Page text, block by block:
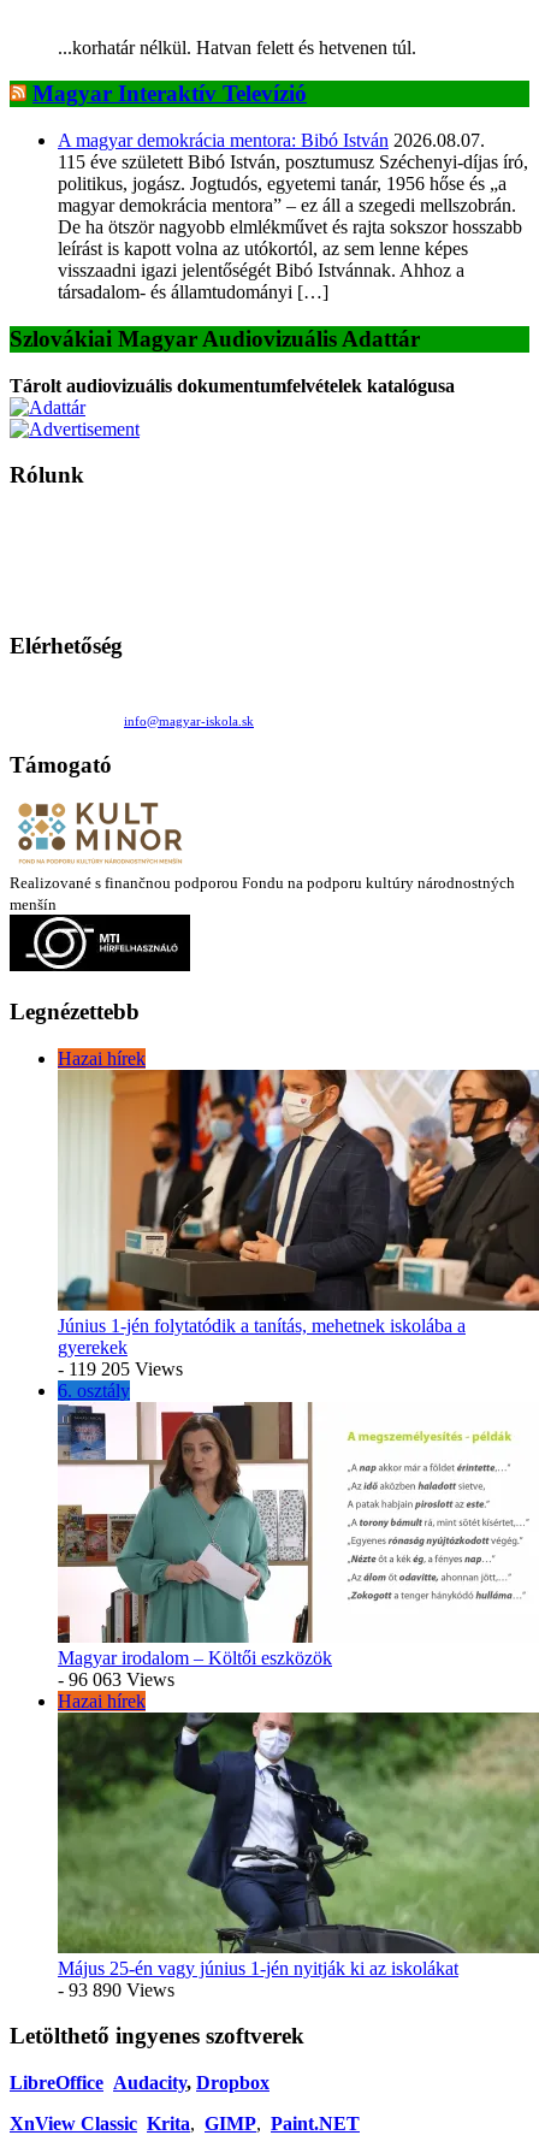
...korhatár nélkül. Hatvan felett és hetvenen túl.
Magyar Interaktív Televízió
A magyar demokrácia mentora: Bibó István 2026.08.07.
115 éve született Bibó István, posztumusz Széchenyi-díjas író,
politikus, jogász. Jogtudós, egyetemi tanár, 1956 hőse és „a
magyar demokrácia mentora” – ez áll a szegedi mellszobrán.
De ha ötször nagyobb elmlékművet és rajta sokszor hosszabb
leírást is kapott volna az utókortól, az sem lenne képes
visszaadni igazi jelentőségét Bibó Istvánnak. Ahhoz a
társadalom- és államtudományi […]
Szlovákiai Magyar Audiovizuális Adattár
Tárolt audiovizuális dokumentumfelvételek katalógusa
Rólunk
Elérhetőség
info@magyar-iskola.sk
Támogató
Realizované s finančnou podporou Fondu na podporu kultúry národnostných
menšín
Legnézettebb
Hazai hírek
Június 1-jén folytatódik a tanítás, mehetnek iskolába a
gyerekek
- 119 205 Views
6. osztály
Magyar irodalom – Költői eszközök
- 96 063 Views
Hazai hírek
Május 25-én vagy június 1-jén nyitják ki az iskolákat
- 93 890 Views
Letölthető ingyenes szoftverek
LibreOffice Audacity, Dropbox
XnView Classic Krita, GIMP, Paint.NET